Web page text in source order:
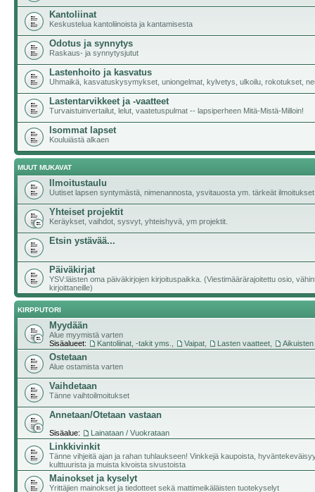
Kantoliinat
Keskustelua kantoliinoista ja kantamisesta
Odotus ja synnytys
Raskaus- ja synnytysjutut
Lastenhoito ja kasvatus
Uhmaikä, kasvatuskysymykset, uniongelmat, kylvetys, ulkoilu, rokotukset,
Lastentarvikkeet ja -vaatteet
Turvaistuinvertailut, lelut, vaatetuspulmat -- lapsiperheen Mitä-Mistä-Milloin!
Isommat lapset
Kouluiästä alkaen
MUUT MUKAVAT
Ilmoitustaulu
Uutiset lapsen syntymästä, nimenannosta, ysvitauosta ym. tärkeät ilmoitukset
Yhteiset projektit
Keräykset, vaihdot, sysvyt, yhteishyvä, ym projektit.
Etsin ystävää...
Päiväkirjat
YSV:läisten oma päiväkirjojen kirjoituspaikka. (Viestimäärärajoitettu osio,
kirjoittaneille)
KIRPPUTORI
Myydään
Alue myymistä varten
Sisäalueet:
Kantoliinat, -takit yms. Vaipat Lasten vaatteet
Ostetaan
Alue ostamista varten
Vaihdetaan
Tänne vaihtoilmoitukset
Annetaan/Otetaan vastaan
Sisäalue: Lainataan / Vuokrataan
Linkkivinkit
Tänne vihjeitä ajan ja rahan tuhlaukseen! Vinkkejä kaupoista,
kulttuurista ja muista kivoista sivustoista
Mainokset ja kyselyt
Yrittäjien mainokset ja tiedotteet sekä mattimeikäläisten tuotekyselyt